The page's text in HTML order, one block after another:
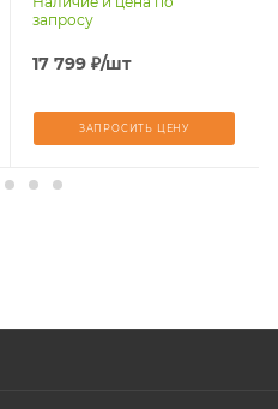
запросу
17 799 ₽/шт
ЗАПРОСИТЬ ЦЕНУ